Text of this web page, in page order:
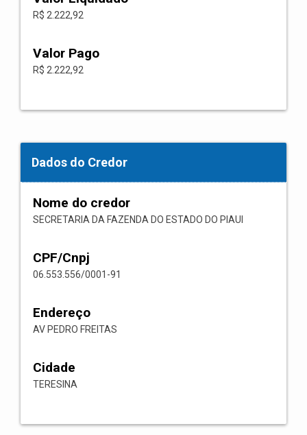
R$ 2.222,92
Valor Pago
R$ 2.222,92
Dados do Credor
Nome do credor
SECRETARIA DA FAZENDA DO ESTADO DO PIAUI
CPF/Cnpj
06.553.556/0001-91
Endereço
AV PEDRO FREITAS
Cidade
TERESINA